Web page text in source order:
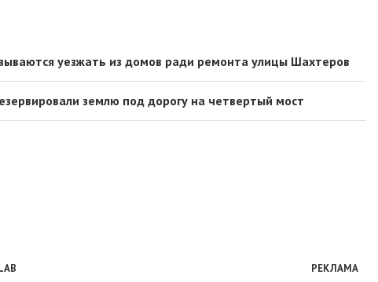
уезжать из домов ради ремонта улицы Шахтеров
землю под дорогу на четвертый мост
РЕКЛАМА